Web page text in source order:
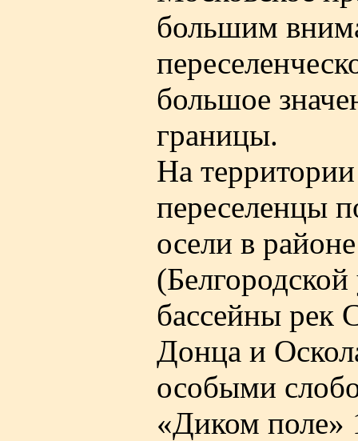
большим
большое
границы.
На территории
переселенцы
осели в
бассейны рек
Донца и
особыми
«Диком поле»